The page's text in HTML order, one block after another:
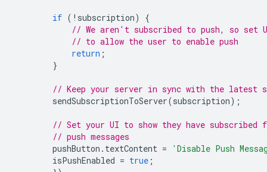
if ( ! subscription)
{
// We aren't subscribed to push, so set
// to allow the user to enable push
return ;
}
// Keep your server in sync with the latest
sendSubscriptionToServer(subscription);
// Set your UI to show they have subscribed
// push messages
pushButton . textContent =
'Disable Push
isPushEnabled = true ;